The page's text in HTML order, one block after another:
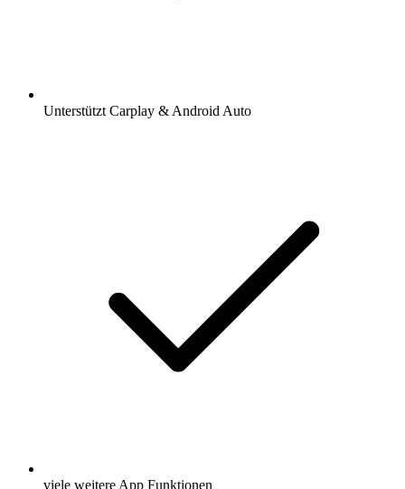
Unterstützt Carplay & Android Auto
viele weitere App Funktionen